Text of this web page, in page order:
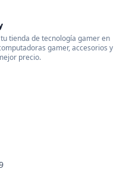
tienda de tecnología gamer en
gamer, accesorios y
precio.